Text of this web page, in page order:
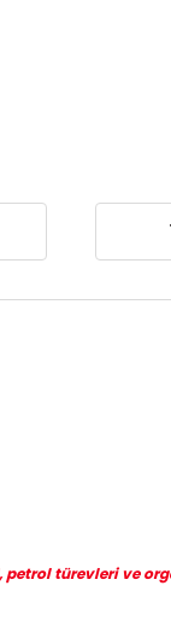
petrol türevleri ve